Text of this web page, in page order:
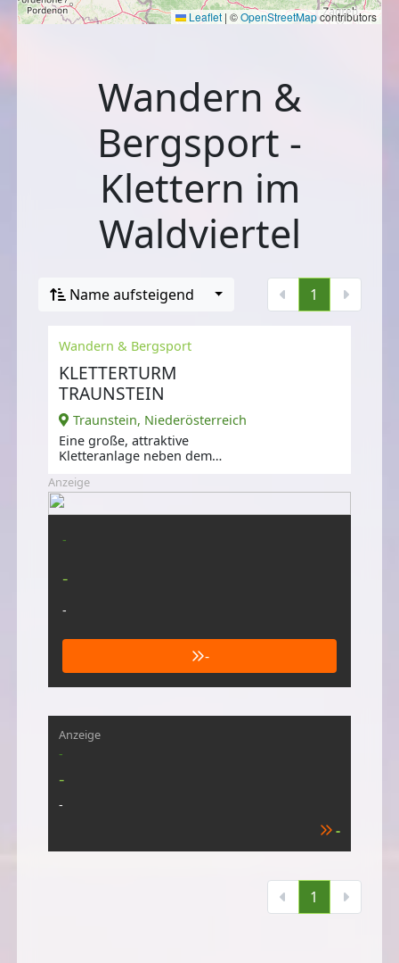
Leaflet | ©OpenStreetMapcontributors
Wandern &
Bergsport -
Klettern im
Waldviertel
Name aufsteigend 1
Wandern & Bergsport
KLETTERTURM
TRAUNSTEIN
Traunstein, Niederösterreich
Eine große, attraktive
Kletteranlage neben dem
Anzeige
-
-
-
-
Anzeige
-
-
-
-
1